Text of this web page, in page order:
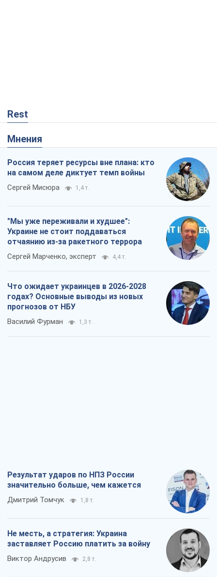
Rest
Мнения
Россия теряет ресурсы вне плана: кто
на самом деле диктует темп войны
Сергей Мисюра 1,4 т.
"Мы уже переживали и худшее":
Украине не стоит поддаваться
отчаянию из-за ракетного террора
Сергей Марченко, эксперт 4,4 т.
Что ожидает украинцев в 2026-2028
годах? Основные выводы из новых
прогнозов от НБУ
Василий Фурман 1,3 т.
Результат ударов по НПЗ России
значительно больше, чем кажется
Дмитрий Томчук 1,8 т.
Не месть, а стратегия: Украина
заставляет Россию платить за войну
Виктор Андрусив 2,8 т.